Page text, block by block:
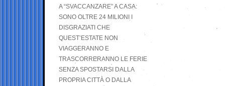
A “SVACCANZARE” A CASA:
SONO OLTRE 24 MILIONI I
DISGRAZIATI CHE
QUEST’ESTATE NON
VIAGGERANNO E
TRASCORRERANNO LE FERIE
SENZA SPOSTARSI DALLA
PROPRIA CITTÀ O DALLA